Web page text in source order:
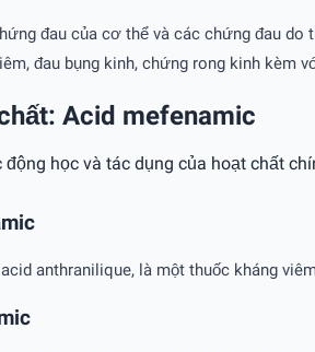
đau của cơ thể và các chứng đau do
đau bụng kinh, chứng rong kinh kèm
Acid mefenamic
học và tác dụng của hoạt chất
anthranilique, là một thuốc kháng